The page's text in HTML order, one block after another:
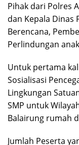
Pihak dari Polres
dan Kepala Dinas
Berencana,
Perlindungan
Untuk pertama
Sosialisasi
Lingkungan
SMP untuk
Balairung rumah
Jumlah Peserta